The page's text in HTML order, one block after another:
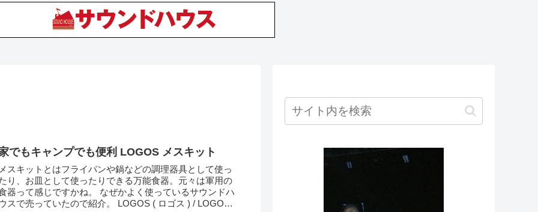
でもキャンプでも便利 LOGOS メスキット
スキットとはフライパンや鍋などの調理器具として使っ
り、お皿として使ったりできる万能食器。元々は軍用の
器って感じですかね。 なぜかよく使っているサウンドハ
スで売っていたので紹介。 LOGOS ( ロゴス ) / LOGOS